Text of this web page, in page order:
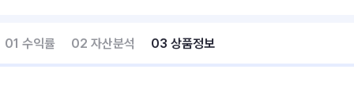
01 수익률 02 자산분석 03 상품정보